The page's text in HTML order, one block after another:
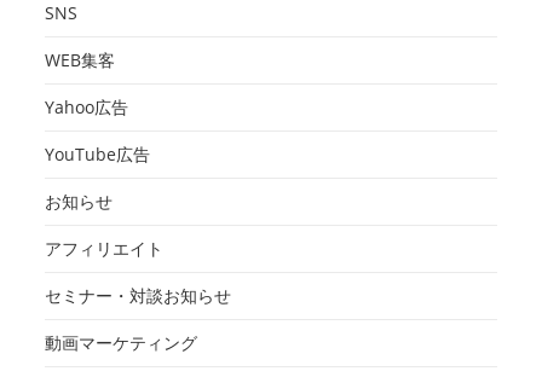
SNS
WEB集客
Yahoo広告
YouTube広告
お知らせ
アフィリエイト
セミナー・対談お知らせ
動画マーケティング